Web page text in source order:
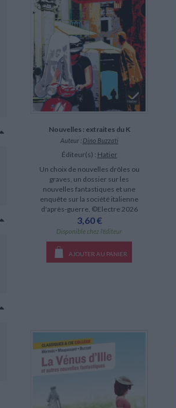
Relations et politiques
internationales
Sécurité nationale - Défense
ECOLOGIE - ENVIRONNEMENT
Ecologie
Dictionnaires Français
Dictionnaires Bilingues
Langues universitaires -
Dictionnaires et méthodes
Méthodes Langues Grand public
Français langues étrangères
Nouvelles : extraites du K
Auteur : Dino Buzzati
Éditeur(s) : Hatier
Un choix de nouvelles drôles ou
graves, un dossier sur les
nouvelles fantastiques et une
enquête sur la société italienne
d'après-guerre. ©Electre 2026
3,60 €
Disponible chez l'éditeur
AJOUTER AU PANIER